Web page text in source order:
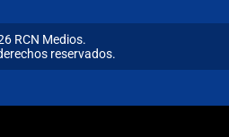
RCN Medios.
reservados.